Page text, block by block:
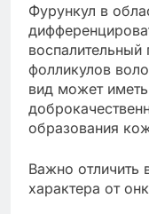
Фурункул в
воспалительный
фолликулов
вид может
образования
Важно отличить
характера от